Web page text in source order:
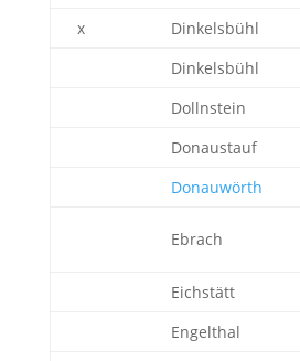
x
Dinkelsbühl
Dinkelsbühl
Dollnstein
Donaustauf
Donauwörth
Ebrach
Eichstätt
Engelthal